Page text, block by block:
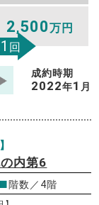
2,500万円
1 回
成約時期
2022年1 月
内第6
■階数／4階